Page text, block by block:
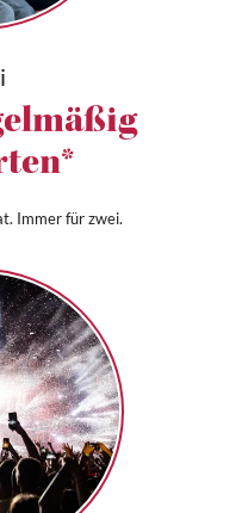
Immer für zwei.